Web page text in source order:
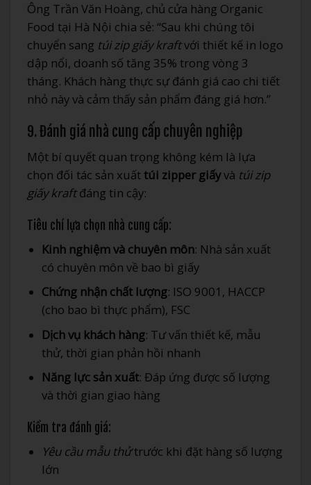
Ông Trần Văn Hoàng, chủ cửa hàng Organic
Food tại Hà Nội chia sẻ: “Sau khi chúng tôi
chuyển sang túi zip giấy kraftvới thiết kế in logo
dập nổi, doanh số tăng 35% trong vòng 3
tháng. Khách hàng thực sự đánh giá cao chi tiết
nhỏ này và cảm thấy sản phẩm đáng giá hơn.”
9. Đánh giá nhà cung cấp chuyên nghiệp
Một bí quyết quan trọng không kém là lựa
chọn đối tác sản xuấttúi zipper giấyvà túi zip
giấy kraftđáng tin cậy:
Tiêu chí lựa chọn nhà cung cấp:
Kinh nghiệm và chuyên môn: Nhà sản xuất
có chuyên môn về bao bì giấy
Chứng nhận chất lượng: ISO 9001, HACCP
(cho bao bì thực phẩm), FSC
Dịch vụ khách hàng: Tư vấn thiết kế, mẫu
thử, thời gian phản hồi nhanh
Năng lực sản xuất: Đáp ứng được số lượng
và thời gian giao hàng
Kiểm tra đánh giá:
Yêu cầu mẫu thửtrước khi đặt hàng số lượng
lớn